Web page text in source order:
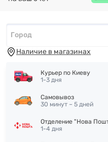
Город*
Город
Наличие в магазинах
Курьер по Киеву
1-3 дня
Самовывоз
30 минут – 5 дней
Отделение "Нова
1-4 дня